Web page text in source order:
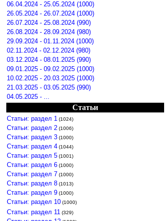
06.04.2024 - 25.05.2024 (1000)
26.05.2024 - 26.07.2024 (1000)
26.07.2024 - 25.08.2024 (990)
26.08.2024 - 28.09.2024 (980)
29.09.2024 - 01.11.2024 (1000)
02.11.2024 - 02.12.2024 (980)
03.12.2024 - 08.01.2025 (990)
09.01.2025 - 09.02.2025 (1000)
10.02.2025 - 20.03.2025 (1000)
21.03.2025 - 03.05.2025 (990)
04.05.2025 - ...
Статьи
Статьи: раздел 1 (1024)
Статьи: раздел 2 (1006)
Статьи: раздел 3 (1000)
Статьи: раздел 4 (1044)
Статьи: раздел 5 (1001)
Статьи: раздел 6 (1000)
Статьи: раздел 7 (1000)
Статьи: раздел 8 (1013)
Статьи: раздел 9 (1000)
Статьи: раздел 10 (1000)
Статьи: раздел 11 (329)